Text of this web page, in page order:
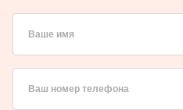
Ваше имя
Ваш номер телефона